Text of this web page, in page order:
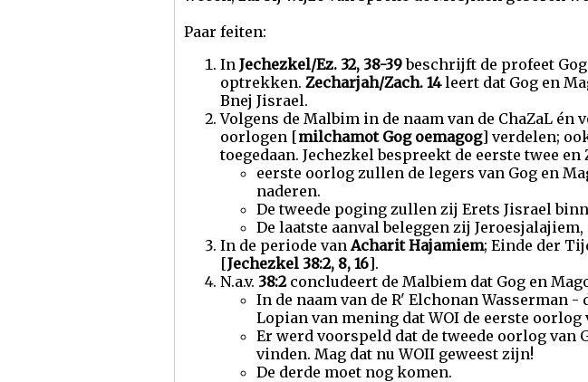
Paar feiten:
In Jechezkel/Ez. 32, 38-39beschrijft de profeet
optrekken. Zecharjah/Zach. 14leert dat Gog en
Bnej Jisrael.
Volgens de Malbim in de naam van de ChaZaL én
oorlogen [milchamot Gog oemagog] verdelen;
toegedaan. Jechezkel bespreekt de eerste twee en
eerste oorlog zullen de legers van Gog en
naderen.
De tweede poging zullen zij Erets Jisrael
De laatste aanval beleggen zij
In de periode vanAcharit Hajamiem; Einde der
[Jechezkel 38:2, 8, 16].
N.a.v. 38:2concludeert de Malbiem dat Gog en
In de naam van de R' Elchonan Wasserman -
Lopian van mening dat WOI de eerste oorlog
Er werd voorspeld dat de tweede oorlog van
vinden. Mag dat nu WOII geweest zijn!
De derde moet nog komen.